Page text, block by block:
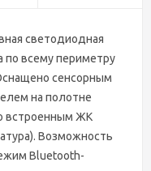
светодиодная
по всему периметру
сенсорным
на полотне
встроенным ЖК
Возможность
Bluetooth-